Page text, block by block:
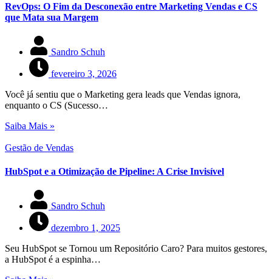
RevOps: O Fim da Desconexão entre Marketing Vendas e CS
que Mata sua Margem
Sandro Schuh
fevereiro 3, 2026
Você já sentiu que o Marketing gera leads que Vendas ignora,
enquanto o CS (Sucesso…
Saiba Mais »
Gestão de Vendas
HubSpot e a Otimização de Pipeline: A Crise Invisível
Sandro Schuh
dezembro 1, 2025
Seu HubSpot se Tornou um Repositório Caro? Para muitos gestores,
a HubSpot é a espinha…